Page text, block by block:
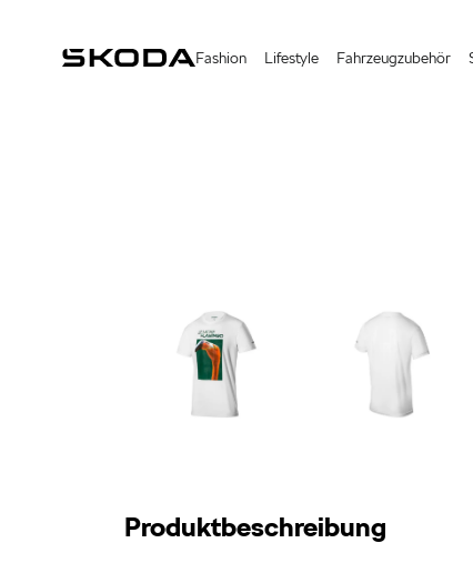
Fashion Lifestyle Fahrzeugzubehör
Produktbeschreibung